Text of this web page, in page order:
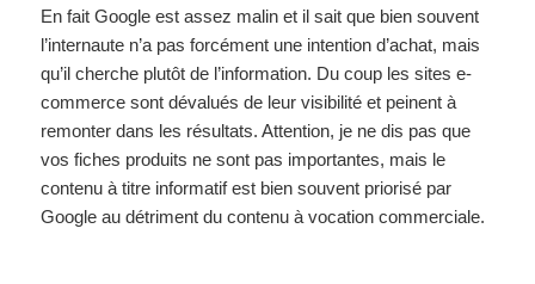
En fait Google est assez malin et il sait que bien souvent
l’internaute n’a pas forcément une intention d’achat, mais
qu’il cherche plutôt de l’information. Du coup les sites e-
commerce sont dévalués de leur visibilité et peinent à
remonter dans les résultats. Attention, je ne dis pas que
vos fiches produits ne sont pas importantes, mais le
contenu à titre informatif est bien souvent priorisé par
Google au détriment du contenu à vocation commerciale.